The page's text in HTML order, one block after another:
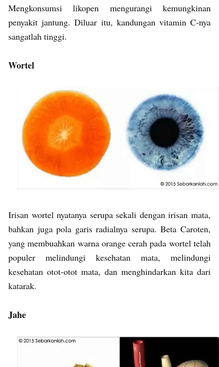
Mengkonsumsi likopen mengurangi kemungkinan
penyakit jantung. Diluar itu, kandungan vitamin C-nya
sangatlah tinggi.
Wortel
Irisan wortel nyatanya serupa sekali dengan irisan mata,
bahkan juga pola garis radialnya serupa. Beta Caroten,
yang membuahkan warna orange cerah pada wortel telah
populer melindungi kesehatan mata, melindungi
kesehatan otot-otot mata, dan menghindarkan kita dari
katarak.
Jahe